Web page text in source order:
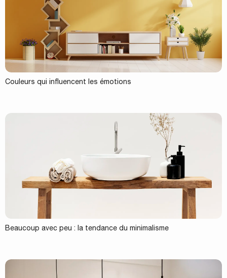
Couleurs qui influencent les émotions
Beaucoup avec peu : la tendance du minimalisme